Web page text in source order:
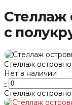
Стеллаж
с
Стеллаж
Нет в наличии
-
Стеллаж